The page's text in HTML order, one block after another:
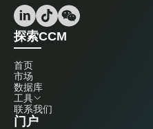
探索CCM
首页
市场
数据库
工具
联系我们
门户